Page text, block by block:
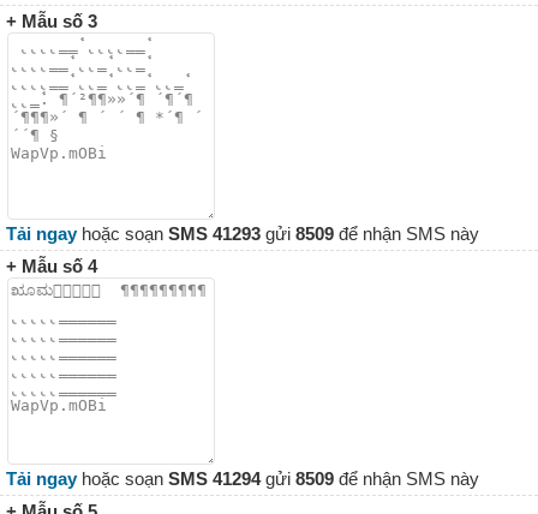
+ Mẫu số 3
Tải ngayhoặc soạn SMS 41293 gửi 8509 để nhận SMS này
+ Mẫu số 4
Tải ngayhoặc soạn SMS 41294gửi 8509 để nhận SMS này